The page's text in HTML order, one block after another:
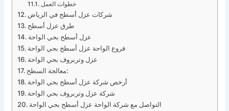
خطوات العمل
شركات عزل أسطح في الرياض
طرق عزل أسطح
عزل أسطح بحي الواحة
فروع الواحة عزل أسطح بحي الواحة
عزل وتربروف بحي الواحة
معالجة السطح:
أرخص شركة عزل أسطح بحي الواحة
شركة عزل وتربروف بحي الواحة
التواصل مع شركة الواحة عزل أسطح بحي الواحة